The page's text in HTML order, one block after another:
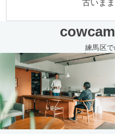
古いま
練馬区